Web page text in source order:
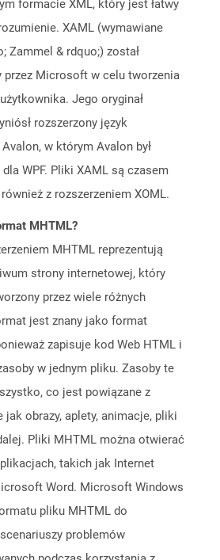
formacie XML, który jest łatwy
XAML (wymawiane
Zammel & rdquo;) został
przez Microsoft w celu tworzenia
Jego oryginał
rozszerzony język
w którym Avalon był
WPF. Pliki XAML są czasem
z rozszerzeniem XOML.
MHTML?
MHTML reprezentują
strony internetowej, który
przez wiele różnych
jest znany jako format
zapisuje kod Web HTML i
w jednym pliku. Zasoby te
co jest powiązane z
jak obrazy, aplety, animacje, pliki
Pliki MHTML można otwierać
takich jak Internet
Word. Microsoft Windows
pliku MHTML do
problemów